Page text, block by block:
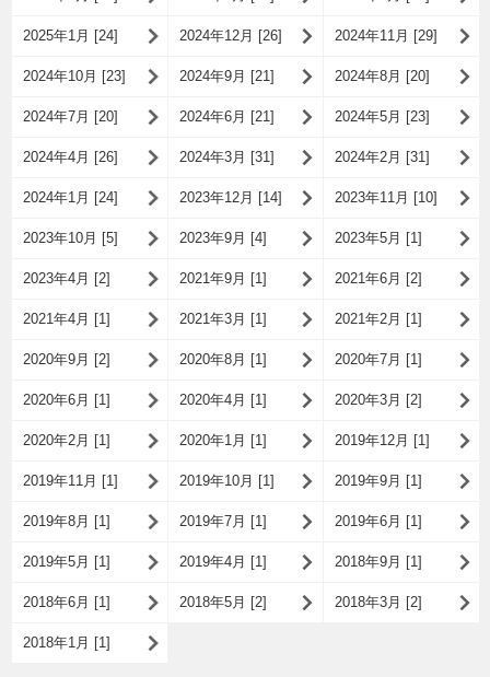
2025年1月 [24] 2024年12月 [26] 2024年11月 [29]
2024年10月 [23] 2024年9月 [21] 2024年8月 [20]
2024年7月 [20] 2024年6月 [21] 2024年5月 [23]
2024年4月 [26] 2024年3月 [31] 2024年2月 [31]
2024年1月 [24] 2023年12月 [14] 2023年11月 [10]
2023年10月 [5] 2023年9月 [4] 2023年5月 [1]
2023年4月 [2] 2021年9月 [1] 2021年6月 [2]
2021年4月 [1] 2021年3月 [1] 2021年2月 [1]
2020年9月 [2] 2020年8月 [1] 2020年7月 [1]
2020年6月 [1] 2020年4月 [1] 2020年3月 [2]
2020年2月 [1] 2020年1月 [1] 2019年12月 [1]
2019年11月 [1] 2019年10月 [1] 2019年9月 [1]
2019年8月 [1] 2019年7月 [1] 2019年6月 [1]
2019年5月 [1] 2019年4月 [1] 2018年9月 [1]
2018年6月 [1] 2018年5月 [2] 2018年3月 [2]
2018年1月 [1]